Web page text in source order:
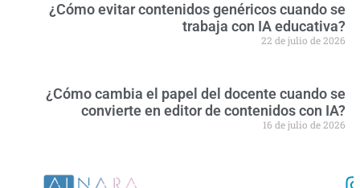
¿Cómo evitar contenidos genéricos cuando se
trabaja con IA educativa?
22 de julio de 2026
¿Cómo cambia el papel del docente cuando se
convierte en editor de contenidos con IA?
16 de julio de 2026